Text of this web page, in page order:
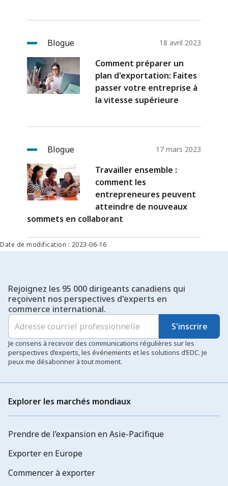
Blogue 18 avril 2023
Comment préparer un
plan d'exportation: Faites
passer votre entreprise à
la vitesse supérieure
Blogue 17 mars 2023
Travailler ensemble :
comment les
entrepreneures peuvent
atteindre de nouveaux
sommets en collaborant
Date de modification : 2023-06-16
Rejoignez les 95 000 dirigeants canadiens qui
reçoivent nos perspectives d'experts en
commerce international.
S'inscrire
Je consens à recevoir des communications régulières sur les
perspectives d’experts, les événements et les solutions d’EDC. Je
peux me désabonner à tout moment.
Explorer les marchés mondiaux
Prendre de l’expansion en Asie-Pacifique
Exporter en Europe
Commencer à exporter